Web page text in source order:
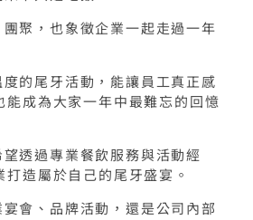
聚，也象徵企業一起走過一年
的尾牙活動，能讓員工真正感
能成為大家一年中最難忘的回憶
透過專業餐飲服務與活動經
造屬於自己的尾牙盛宴。
會、品牌活動，還是公司內部